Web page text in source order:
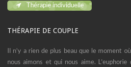
Thérapie individuelle
THÉRAPIE DE COUPLE
Il n’y a rien de plus beau que le moment
nous aimons et qui nous aime. L’euphorie